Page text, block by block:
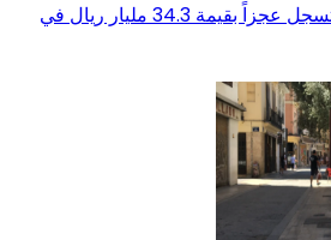
الميزانية السعودية تسجل عجزاً بقيمة 34.3 مليار ريال في